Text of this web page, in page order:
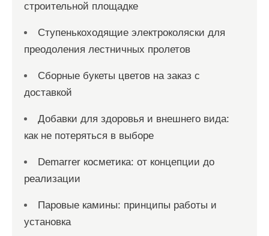
строительной площадке
Ступенькоходящие электроколяски для
преодоления лестничных пролетов
Сборные букеты цветов на заказ с
доставкой
Добавки для здоровья и внешнего вида:
как не потеряться в выборе
Demarrer косметика: от концепции до
реализации
Паровые камины: принципы работы и
установка